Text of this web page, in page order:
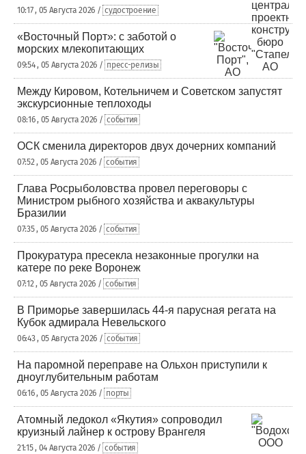
10:17 , 05 Августа 2026 / судостроение
«Восточный Порт»: с заботой о
морских млекопитающих
09:54 , 05 Августа 2026 / пресс-релизы
Между Кировом, Котельничем и Советском запустят
экскурсионные теплоходы
08:16 , 05 Августа 2026 / события
ОСК сменила директоров двух дочерних компаний
07:52 , 05 Августа 2026 / события
Глава Росрыболовства провел переговоры с
Министром рыбного хозяйства и аквакультуры
Бразилии
07:35 , 05 Августа 2026 / события
Прокуратура пресекла незаконные прогулки на
катере по реке Воронеж
07:12 , 05 Августа 2026 / события
В Приморье завершилась 44-я парусная регата на
Кубок адмирала Невельского
06:43 , 05 Августа 2026 / события
На паромной переправе на Ольхон приступили к
дноуглубительным работам
06:16 , 05 Августа 2026 / порты
Атомный ледокол «Якутия» сопроводил
круизный лайнер к острову Врангеля
21:15 , 04 Августа 2026 / события